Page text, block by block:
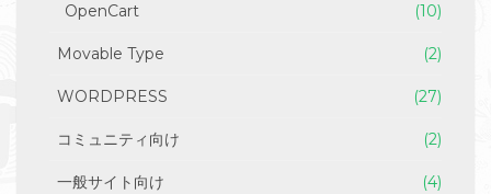
OpenCart (10)
Movable Type (2)
WORDPRESS (27)
コミュニティ向け (2)
一般サイト向け (4)